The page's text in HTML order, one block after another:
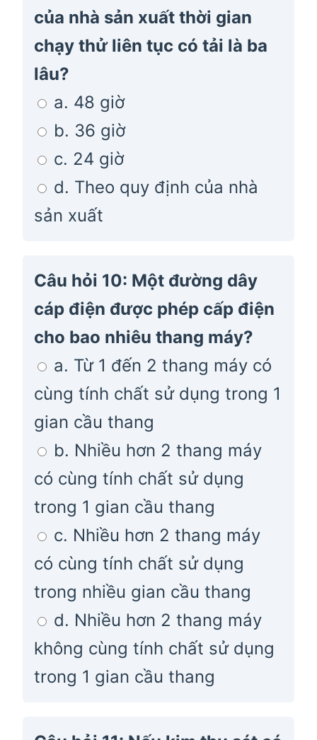
của nhà sản xuất thời gian
chạy thử liên tục có tải là ba
lâu?
a. 48 giờ
b. 36 giờ
c. 24 giờ
d. Theo quy định của nhà
sản xuất
Câu hỏi 10: Một đường dây
cáp điện được phép cấp điện
cho bao nhiêu thang máy?
a. Từ 1 đến 2 thang máy có
cùng tính chất sử dụng trong 1
gian cầu thang
b. Nhiều hơn 2 thang máy
có cùng tính chất sử dụng
trong 1 gian cầu thang
c. Nhiều hơn 2 thang máy
có cùng tính chất sử dụng
trong nhiều gian cầu thang
d. Nhiều hơn 2 thang máy
không cùng tính chất sử dụng
trong 1 gian cầu thang